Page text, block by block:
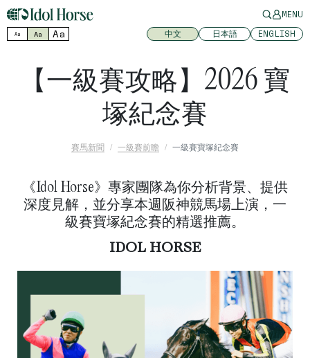
MENU
Aa Aa Aa 中文 日本語 ENGLISH
【一級賽攻略】2026 寶
塚紀念賽
賽馬新聞 一級賽前瞻 一級賽寶塚紀念賽
《Idol Horse》專家團隊為你分析背景、提供
深度見解，並分享本週阪神競馬場上演，一
級賽寶塚紀念賽的精選推薦。
IDOL HORSE